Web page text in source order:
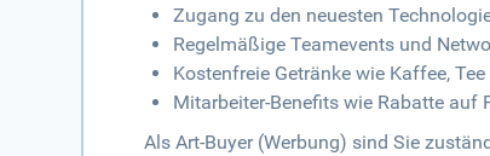
Zugang zu den neuesten
Regelmäßige Teamevents und
Kostenfreie Getränke wie Kaffee,
Mitarbeiter-Benefits wie Rabatte auf
Als Art-Buyer (Werbung) sind Sie